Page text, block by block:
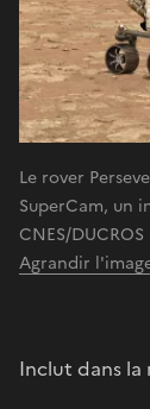
Le rover
SuperCam, un
CNES/
Agrandir
Inclut dans la